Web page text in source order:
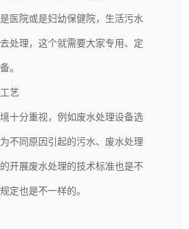
医院或是妇幼保健院，生活污水
处理，这个就需要大家专用、定
。
工艺
十分重视，例如废水处理设备选
不同原因引起的污水、废水处理
开展废水处理的技术标准也是不
定也是不一样的。